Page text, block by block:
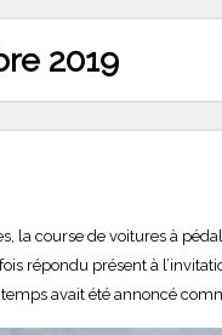
2019
course de voitures à
répondu présent à
avait été annoncé